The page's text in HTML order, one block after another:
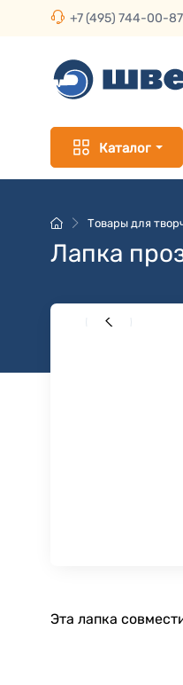
+7 (495) 744-00-87
Каталог
Товары для
Лапка
Эта лапка